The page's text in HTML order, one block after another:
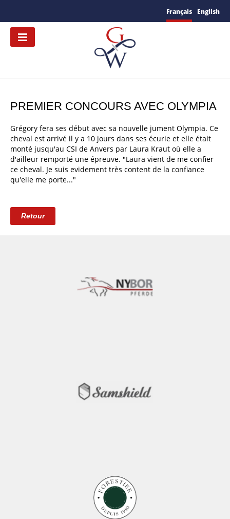
Français English
PREMIER CONCOURS AVEC OLYMPIA
Grégory fera ses début avec sa nouvelle jument Olympia. Ce
cheval est arrivé il y a 10 jours dans ses écurie et elle était
monté jusqu'au CSI de Anvers par Laura Kraut où elle a
d'ailleur remporté une épreuve. "Laura vient de me confier
ce cheval. Je suis evidement très content de la confiance
qu'elle me porte..."
Retour